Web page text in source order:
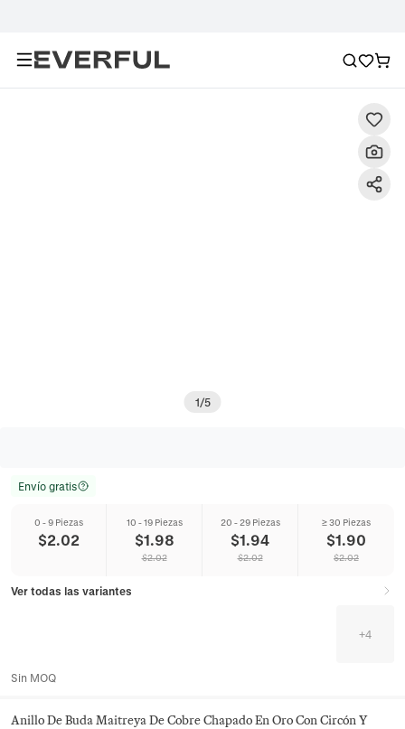
1/5
Envío gratis
0 - 9 Piezas
$2.02
10 - 19 Piezas
$1.98
$2.02
20 - 29 Piezas
$1.94
$2.02
≥ 30 Piezas
$1.90
$2.02
Ver todas las variantes
+4
Sin MOQ
Anillo De Buda Maitreya De Cobre Chapado En Oro Con Circón Y